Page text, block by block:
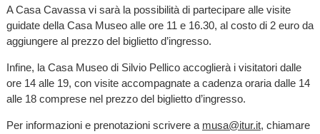
A Casa Cavassa vi sarà la possibilità di partecipare alle visite
guidate della Casa Museo alle ore 11 e 16.30, al costo di 2 euro da
aggiungere al prezzo del biglietto d’ingresso.
Infine, la Casa Museo di Silvio Pellico accoglierà i visitatori dalle
ore 14 alle 19, con visite accompagnate a cadenza oraria dalle 14
alle 18 comprese nel prezzo del biglietto d’ingresso.
Per informazioni e prenotazioni scrivere a musa@itur.it, chiamare